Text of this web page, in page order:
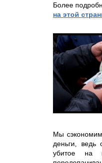
Более
на этой
Мы
деньги, ведь
убитое на